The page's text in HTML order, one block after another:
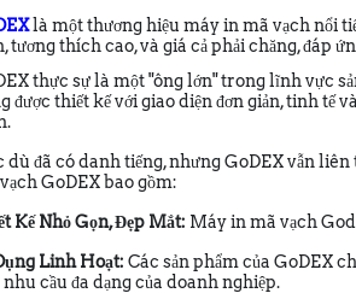
là một thương hiệu máy in mã vạch nổi
tương thích cao, và giá cả phải chăng, đáp
thực sự là một "ông lớn" trong lĩnh vực
được thiết kế với giao diện đơn giản, tinh tế
dù đã có danh tiếng, nhưng GoDEX vẫn
GoDEX bao gồm:
Kế Nhỏ Gọn, Đẹp Mắt: Máy in mã vạch
Linh Hoạt:Các sản phẩm của GoDEX
nhu cầu đa dạng của doanh nghiệp.